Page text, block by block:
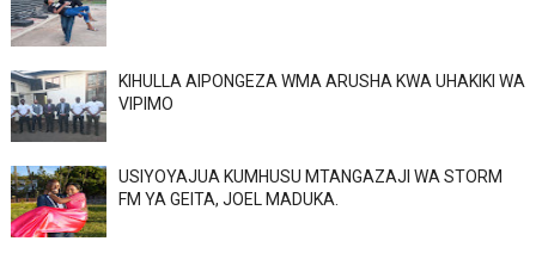
KIHULLA AIPONGEZA WMA ARUSHA KWA UHAKIKI WA
VIPIMO
USIYOYAJUA KUMHUSU MTANGAZAJI WA STORM
FM YA GEITA, JOEL MADUKA.